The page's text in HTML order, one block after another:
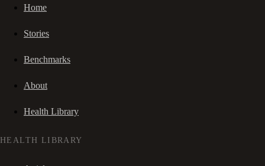
Home
Stories
Benchmarks
About
Health Library
HEALTH LIBRARY